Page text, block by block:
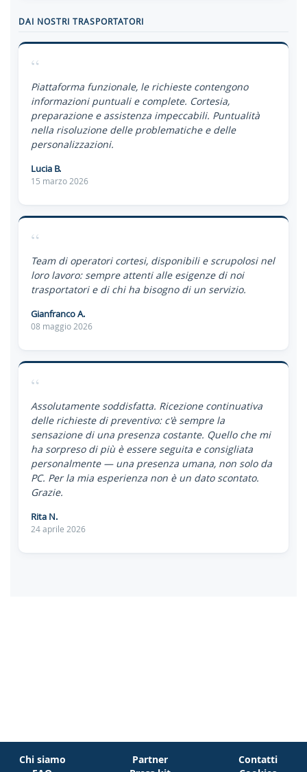
DAI NOSTRI TRASPORTATORI
“
Piattaforma funzionale, le richieste contengono
informazioni puntuali e complete. Cortesia,
preparazione e assistenza impeccabili. Puntualità
nella risoluzione delle problematiche e delle
personalizzazioni.
Lucia B.
15 marzo 2026
“
Team di operatori cortesi, disponibili e scrupolosi nel
loro lavoro: sempre attenti alle esigenze di noi
trasportatori e di chi ha bisogno di un servizio.
Gianfranco A.
08 maggio 2026
“
Assolutamente soddisfatta. Ricezione continuativa
delle richieste di preventivo: c'è sempre la
sensazione di una presenza costante. Quello che mi
ha sorpreso di più è essere seguita e consigliata
personalmente — una presenza umana, non solo da
PC. Per la mia esperienza non è un dato scontato.
Grazie.
Rita N.
24 aprile 2026
Chi siamo
Partner
Contatti